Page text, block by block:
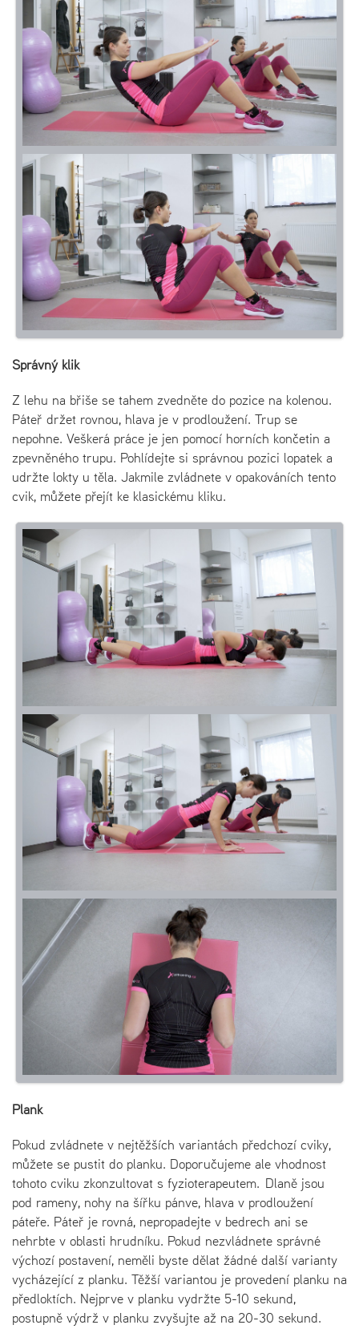
Správný klik
Z lehu na břiše se tahem zvedněte do pozice na kolenou.
Páteř držet rovnou, hlava je v prodloužení. Trup se
nepohne. Veškerá práce je jen pomocí horních končetin a
zpevněného trupu. Pohlídejte si správnou pozici lopatek a
udržte lokty u těla. Jakmile zvládnete v opakováních tento
cvik, můžete přejít ke klasickému kliku.
Plank
Pokud zvládnete v nejtěžších variantách předchozí cviky,
můžete se pustit do planku. Doporučujeme ale vhodnost
tohoto cviku zkonzultovat s fyzioterapeutem. Dlaně jsou
pod rameny, nohy na šířku pánve, hlava v prodloužení
páteře. Páteř je rovná, nepropadejte v bedrech ani se
nehrbte v oblasti hrudníku. Pokud nezvládnete správné
výchozí postavení, neměli byste dělat žádné další varianty
vycházející z planku. Těžší variantou je provedení planku na
předloktích. Nejprve v planku vydržte 5-10 sekund,
postupně výdrž v planku zvyšujte až na 20-30 sekund.